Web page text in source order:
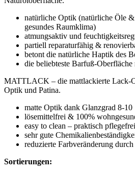
natürliche Optik (natürliche Öle &
gesundes Raumklima)
atmungsaktiv und
partiell reparaturfähig &
betont die natürliche Haptik des
die beliebteste Barfuß-
MATTLACK – die mattlackierte Lack-
Optik und Patina.
matte Optik dank Glanzgrad 8-10
lösemittelfrei & 100%
easy to clean – praktisch pflegefrei
sehr gute
reduzierte Farbveränderung
Sortierungen: